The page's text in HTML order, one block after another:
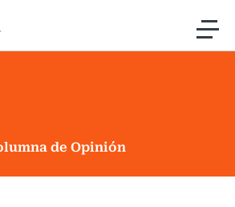
al contenido
de Opinión